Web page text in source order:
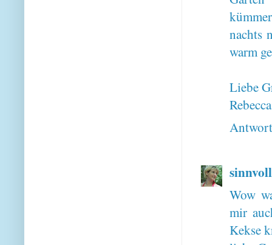
nachts
warm
Liebe
sinnvoll
Wow
mir
Kekse